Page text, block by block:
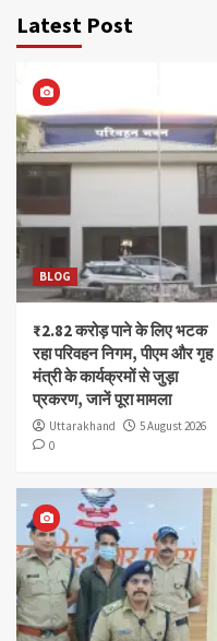
Latest Post
BLOG
₹2.82 करोड़ पाने के लिए भटक
रहा परिवहन निगम, पीएम और गृह
मंत्री के कार्यक्रमों से जुड़ा
प्रकरण, जानें पूरा मामला
Uttarakhand
5 August 2026
0